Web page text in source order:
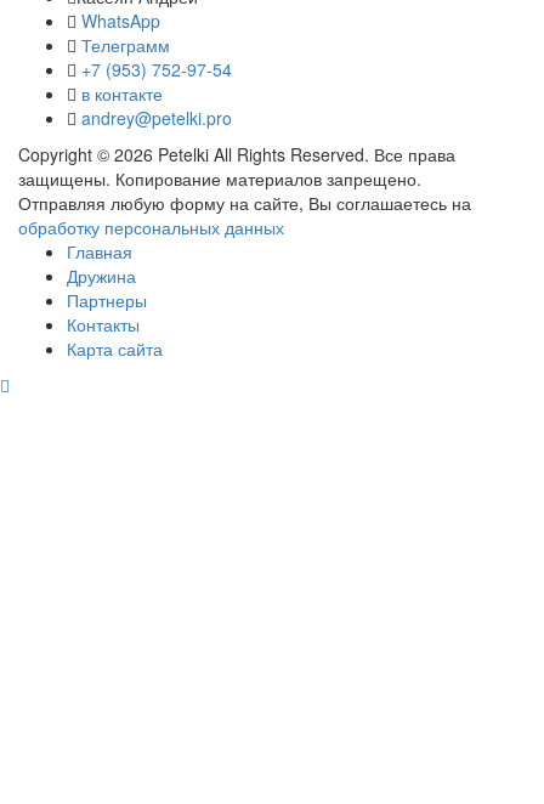
WhatsApp
Телеграмм
+7 (953) 752-97-54
в контакте
andrey@petelki.pro
Copyright © 2026 Petelki All Rights Reserved. Все права
защищены. Копирование материалов запрещено.
Отправляя любую форму на сайте, Вы соглашаетесь на
обработку персональных данных
Главная
Дружина
Партнеры
Контакты
Карта сайта